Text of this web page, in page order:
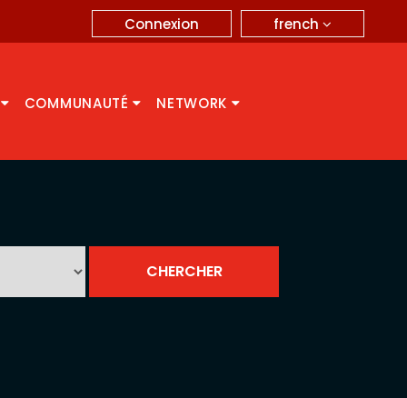
french
Connexion
COMMUNAUTÉ NETWORK